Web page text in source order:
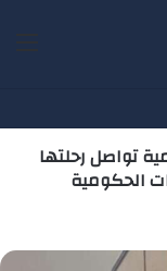
تواصل رحلتها
الحكومية